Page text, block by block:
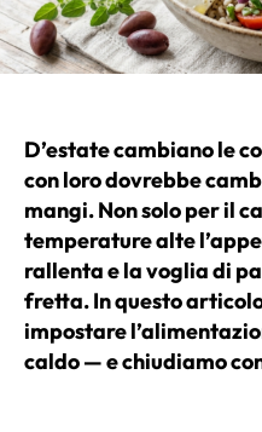
D’estate cambiano le
con loro dovrebbe
mangi. Non solo per il
temperature alte
rallenta e la voglia di
fretta. In questo
impostare
caldo — e chiudiamo